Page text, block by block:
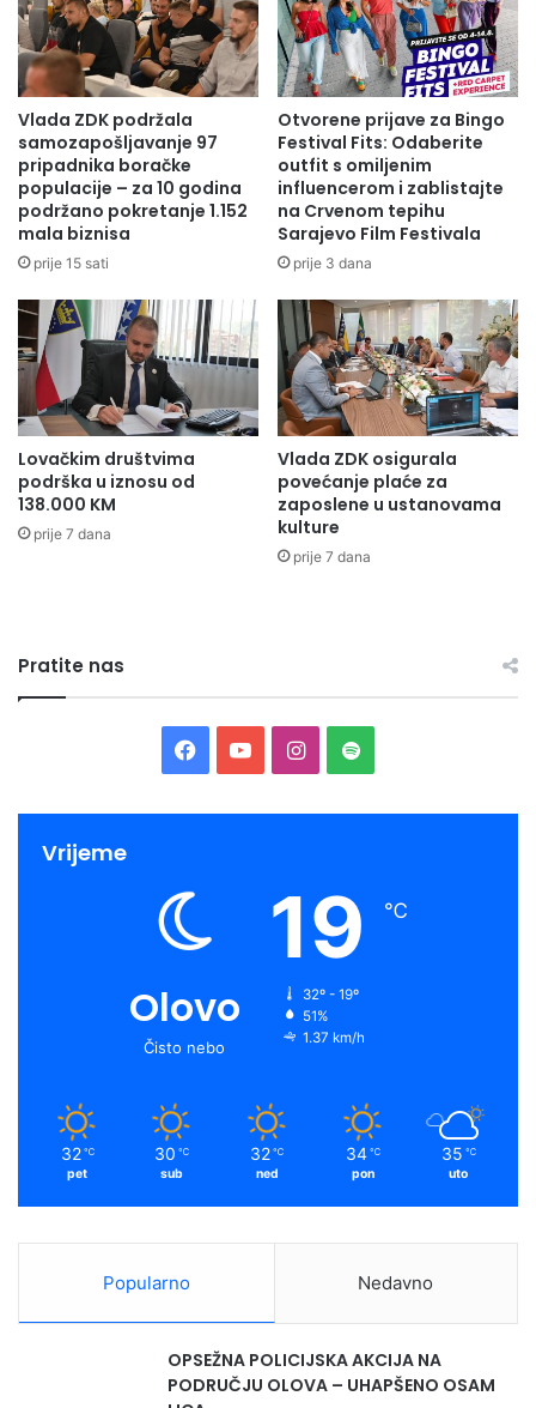
Vlada ZDK podržala
samozapošljavanje 97
pripadnika boračke
populacije – za 10 godina
podržano pokretanje 1.152
mala biznisa
prije 15 sati
Otvorene prijave za Bingo
Festival Fits: Odaberite
outfit s omiljenim
influencerom i zablistajte
na Crvenom tepihu
Sarajevo Film Festivala
prije 3 dana
Lovačkim društvima
podrška u iznosu od
138.000 KM
prije 7 dana
Vlada ZDK osigurala
povećanje plaće za
zaposlene u ustanovama
kulture
prije 7 dana
Pratite nas
Facebook
YouTubeInstagram
Spotify
Vrijeme
Olovo
Čisto nebo
19 ℃
32º - 19º
51%
1.37 km/h
32 ℃
pet
30 ℃
sub
32 ℃
ned
34 ℃
pon
35 ℃
uto
Popularno Nedavno
OPSEŽNA POLICIJSKA AKCIJA NA
PODRUČJU OLOVA – UHAPŠENO OSAM